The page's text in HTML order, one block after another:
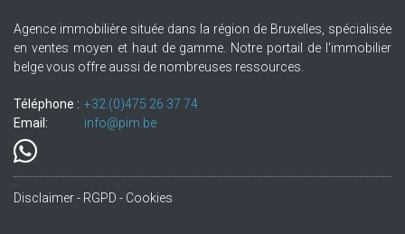
Agence immobilière située dans la région de Bruxelles, spécialisée
en ventes moyen et haut de gamme. Notre portail de l'immobilier
belge vous offre aussi de nombreuses ressources.
Téléphone : +32.(0)475 26 37 74
Email:
info@pim.be
Disclaimer - RGPD - Cookies